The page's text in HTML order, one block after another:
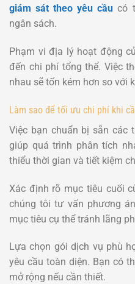
giám sát theo yêu cầu có
ngân sách.
Phạm vi địa lý hoạt động
đến chi phí tổng thể. Việc
nhau sẽ tốn kém hơn so với
Làm sao để tối ưu chi phí khi
Việc bạn chuẩn bị sẵn các
giúp quá trình phân tích
thiểu thời gian và tiết kiệm
Xác định rõ mục tiêu cuối
chúng tôi tư vấn phương
mục tiêu cụ thể tránh lãng
Lựa chọn gói dịch vụ phù
yêu cầu toàn diện. Bạn có
mở rộng nếu cần thiết.